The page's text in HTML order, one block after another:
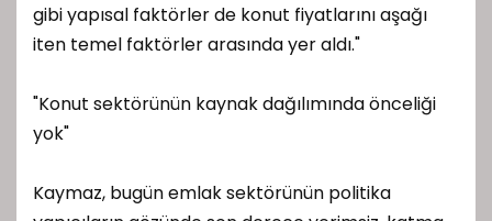
gibi yapısal faktörler de konut fiyatlarını aşağı
iten temel faktörler arasında yer aldı."
"Konut sektörünün kaynak dağılımında önceliği
yok"
Kaymaz, bugün emlak sektörünün politika